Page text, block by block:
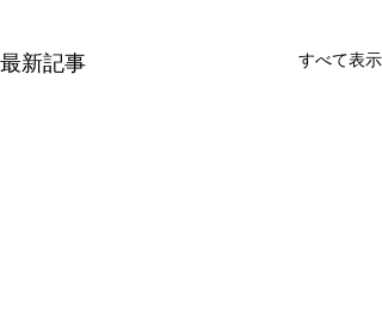
最新記事 すべて表示